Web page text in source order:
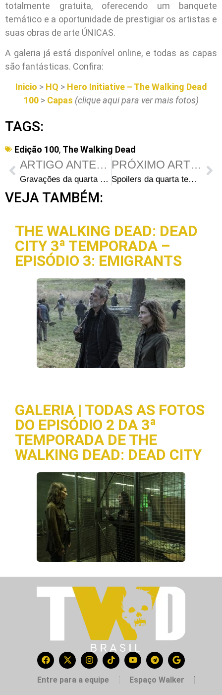
totalmente gratuita, oferecendo um banquete
temático e a oportunidade de prestigiar os artistas e
suas obras de arte ÚNICAS.
A galeria já está disponível online, e todas as capas
são fantásticas. Confira:
Inicio > HQ > Hero Initiative – The Walking Dead
100> Capas (clique aqui para ver mais fotos)
TAGS:
Edição 100, The Walking Dead
ARTIGO ANTERIOR
Gravações da quarta temporada na Avenida Dolly Nixon na terça-feira
PRÓXIMO ARTIGO
Spoilers da quarta temporada de The Walking Dead: Título do episódio 4 e novidades no elenco
VEJA TAMBÉM:
THE WALKING DEAD: DEAD
CITY 3ª TEMPORADA –
EPISÓDIO 3: EMIGRANTS
GALERIA | TODAS AS FOTOS
DO EPISÓDIO 2 DA 3ª
TEMPORADA DE THE
WALKING DEAD: DEAD CITY
Entre para a equipe Espaço Walker